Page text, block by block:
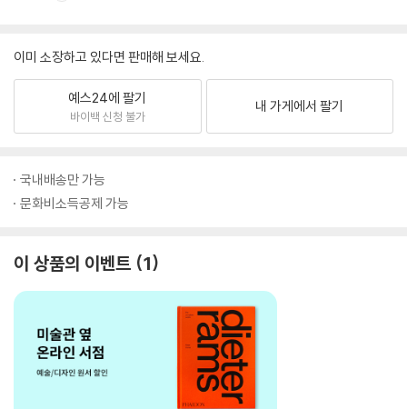
이미 소장하고 있다면 판매해 보세요.
예스24에 팔기
바이백 신청 불가
내 가게에서 팔기
국내배송만 가능
문화비소득공제 가능
이 상품의 이벤트 1